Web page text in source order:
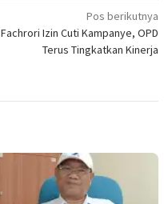
Pos berikutnya
Fachrori Izin Cuti Kampanye, OPD
Terus Tingkatkan Kinerja